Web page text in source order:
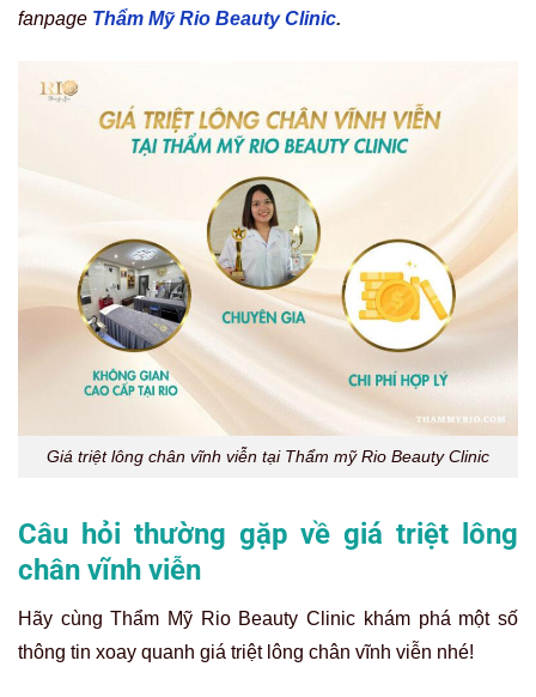
fanpage Thẩm Mỹ Rio Beauty Clinic.
Giá triệt lông chân vĩnh viễn tại Thẩm mỹ Rio Beauty Clinic
Câu hỏi thường gặp về giá triệt lông
chân vĩnh viễn
Hãy cùng Thẩm Mỹ Rio Beauty Clinic khám phá một số
thông tin xoay quanh giá triệt lông chân vĩnh viễn nhé!